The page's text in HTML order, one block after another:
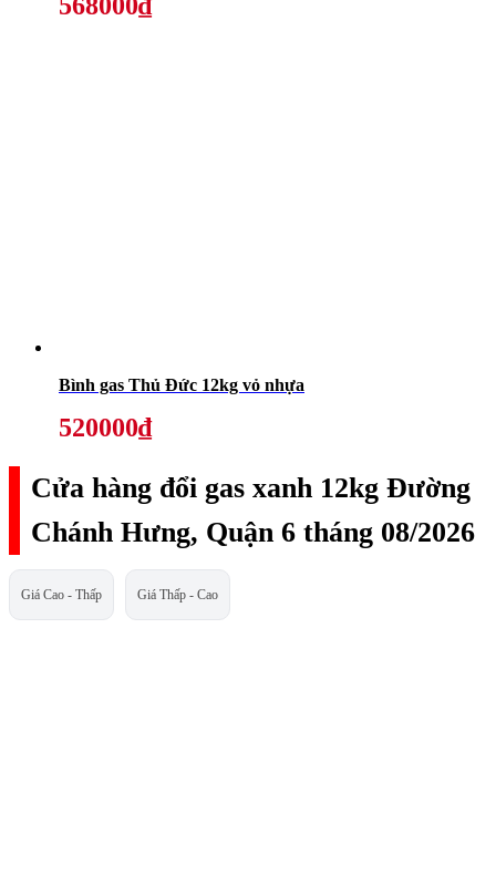
Bình gas Thủ Đức 12kg vỏ nhựa
520000₫
Cửa hàng đổi gas xanh 12kg Đường
Chánh Hưng, Quận 6 tháng 08/2026
Giá Cao - Thấp Giá Thấp - Cao